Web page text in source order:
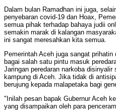
Dalam bulan Ramadhan ini juga,
penyebaran covid-19 dan Hoax,
semua pihak terhadap bahaya judii
semakin marak di kalangan
ini sangat meresahkan kita semua.
Pemerintah Aceh juga sangat
bagai salah satu pintu masuk
Jaringan peredaran narkoba disinyalir
kampung di Aceh. Jika tidak di
berujung kepada malapetaka bagi
"Inilah pesan bapak Gubernur Aceh
yang disampaikan oleh para